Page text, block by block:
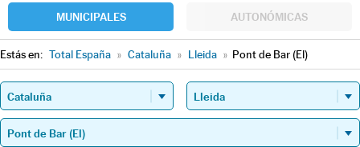
MUNICIPALES AUTONÓMICAS
Estás en: Total España » Cataluña » Lleida » Pont de Bar (El)